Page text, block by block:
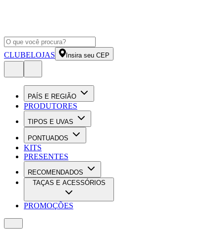
CLUBELOJAS Insira seu CEP
PAÍS E REGIÃO
PRODUTORES
TIPOS E UVAS
PONTUADOS
KITS
PRESENTES
RECOMENDADOS
TAÇAS E ACESSÓRIOS
PROMOÇÕES